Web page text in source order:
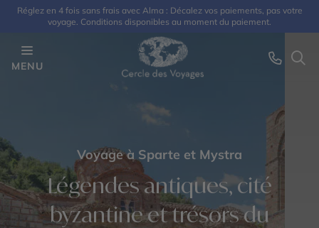
Réglez en 4 fois sans frais avec Alma : Décalez vos paiements, pas votre
voyage. Conditions disponibles au moment du paiement.
MENU
Voyage à Sparte et Mystra
Légendes antiques, cité
byzantine et trésors du